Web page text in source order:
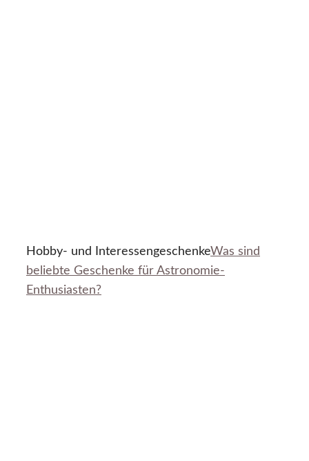
Hobby- und InteressengeschenkeWas sind
beliebte Geschenke für Astronomie-
Enthusiasten?